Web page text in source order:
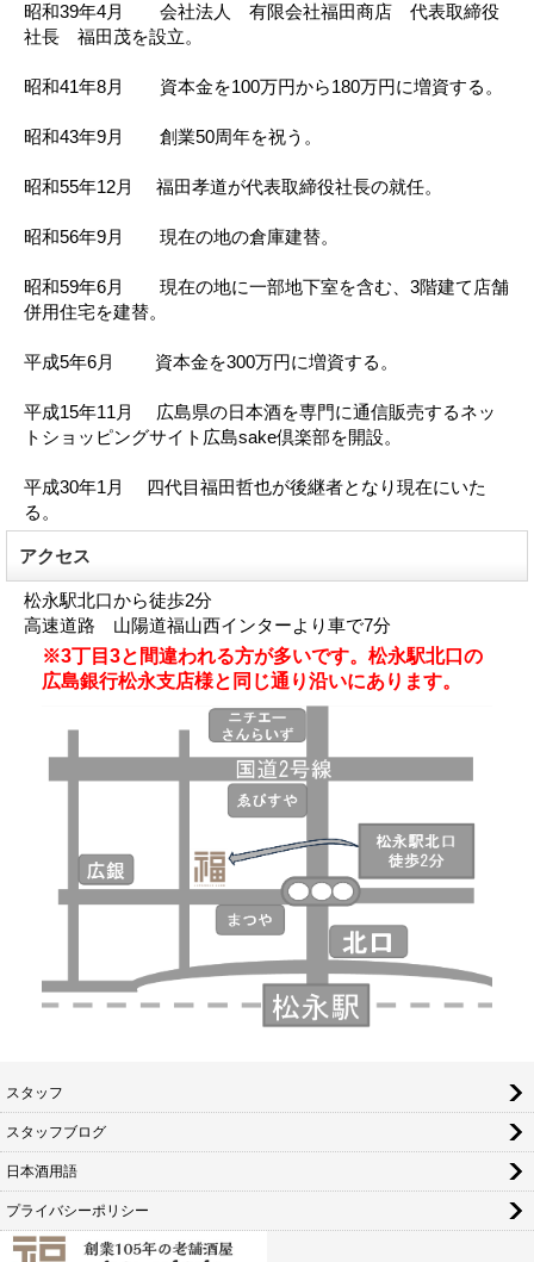
昭和39年4月 会社法人 有限会社福田商店 代表取締役
社長 福田茂を設立。
昭和41年8月 資本金を100万円から180万円に増資する。
昭和43年9月 創業50周年を祝う。
昭和55年12月 福田孝道が代表取締役社長の就任。
昭和56年9月 現在の地の倉庫建替。
昭和59年6月 現在の地に一部地下室を含む、3階建て店舗
併用住宅を建替。
平成5年6月 資本金を300万円に増資する。
平成15年11月 広島県の日本酒を専門に通信販売するネッ
トショッピングサイト広島sake倶楽部を開設。
平成30年1月 四代目福田哲也が後継者となり現在にいた
る。
アクセス
松永駅北口から徒歩2分
高速道路 山陽道福山西インターより車で7分
※3丁目3と間違われる方が多いです。松永駅北口の
広島銀行松永支店様と同じ通り沿いにあります。
スタッフ
スタッフブログ
日本酒用語
プライバシーポリシー